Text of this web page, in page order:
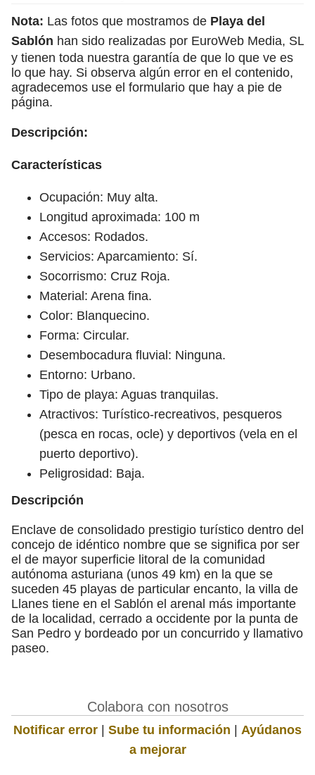
Nota: Las fotos que mostramos de Playa del
Sablón han sido realizadas por EuroWeb Media, SL
y tienen toda nuestra garantía de que lo que ve es
lo que hay. Si observa algún error en el contenido,
agradecemos use el formulario que hay a pie de
página.
Descripción:
Características
Ocupación: Muy alta.
Longitud aproximada: 100 m
Accesos: Rodados.
Servicios: Aparcamiento: Sí.
Socorrismo: Cruz Roja.
Material: Arena fina.
Color: Blanquecino.
Forma: Circular.
Desembocadura fluvial: Ninguna.
Entorno: Urbano.
Tipo de playa: Aguas tranquilas.
Atractivos: Turístico-recreativos, pesqueros
(pesca en rocas, ocle) y deportivos (vela en el
puerto deportivo).
Peligrosidad: Baja.
Descripción
Enclave de consolidado prestigio turístico dentro del
concejo de idéntico nombre que se significa por ser
el de mayor superficie litoral de la comunidad
autónoma asturiana (unos 49 km) en la que se
suceden 45 playas de particular encanto, la villa de
Llanes tiene en el Sablón el arenal más importante
de la localidad, cerrado a occidente por la punta de
San Pedro y bordeado por un concurrido y llamativo
paseo.
Colabora con nosotros
Notificar error | Sube tu información | Ayúdanos
a mejorar